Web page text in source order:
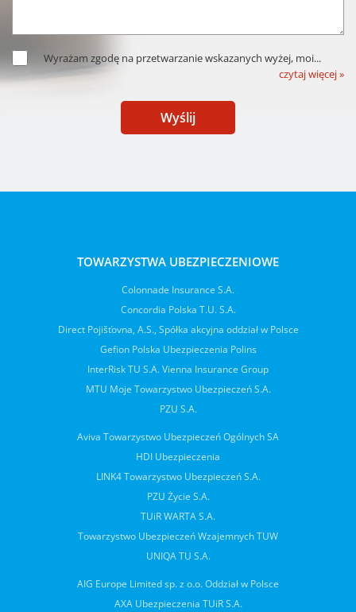
Wyrażam zgodę na przetwarzanie wskazanych wyżej, moi...
czytaj więcej »
Wyślij
TOWARZYSTWA UBEZPIECZENIOWE
Colonnade Insurance S.A.
Concordia Polska T.U. S.A.
Direct Pojišťovna, A.S., Spółka akcyjna oddział w Polsce
Gefion Polska Ubezpieczenia Polins
InterRisk TU S.A. Vienna Insurance Group
MTU Moje Towarzystwo Ubezpieczeń S.A.
PZU S.A.
Aviva Towarzystwo Ubezpieczeń Ogólnych SA
HDI Ubezpieczenia
LINK4 Towarzystwo Ubezpieczeń S.A.
PZU Życie S.A.
TUiR WARTA S.A.
Towarzystwo Ubezpieczeń Wzajemnych TUW
UNIQA TU S.A.
AIG Europe Limited sp. z o.o. Oddział w Polsce
AXA Ubezpieczenia TUiR S.A.